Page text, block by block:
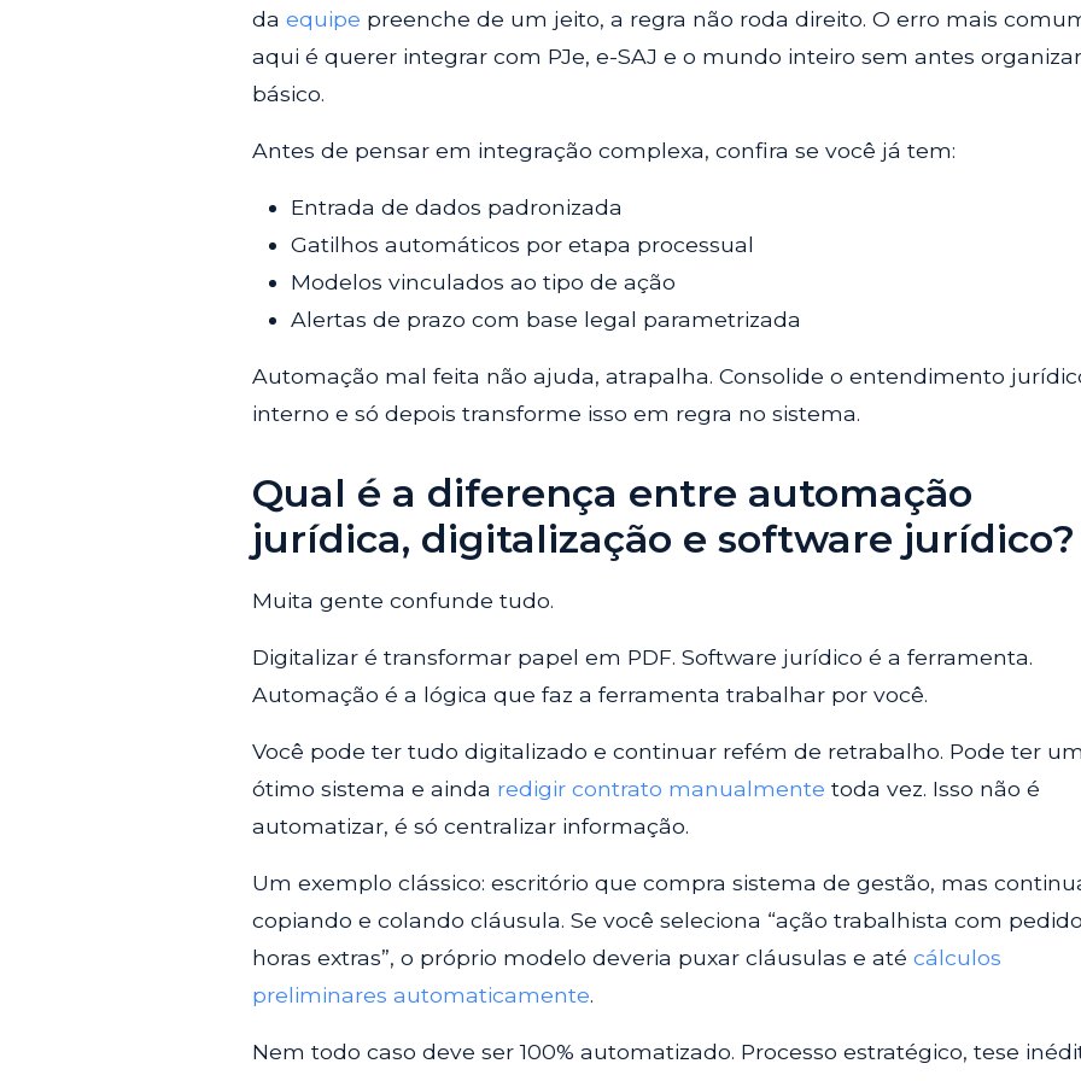
da equipe preenche de um jeito, a regra não roda direito. O erro mais
aqui é querer integrar com PJe, e-SAJ e o mundo inteiro sem antes
básico.
Antes de pensar em integração complexa, confira se você já tem:
Entrada de dados padronizada
Gatilhos automáticos por etapa processual
Modelos vinculados ao tipo de ação
Alertas de prazo com base legal parametrizada
Automação mal feita não ajuda, atrapalha. Consolide o entendimento
interno e só depois transforme isso em regra no sistema.
Qual é a diferença entre automação
jurídica, digitalização e software jurídico?
Muita gente confunde tudo.
Digitalizar é transformar papel em PDF. Software jurídico é a ferramenta.
Automação é a lógica que faz a ferramenta trabalhar por você.
Você pode ter tudo digitalizado e continuar refém de retrabalho. Pode ter um
ótimo sistema e ainda redigir contrato manualmente toda vez. Isso não é
automatizar, é só centralizar informação.
Um exemplo clássico: escritório que compra sistema de gestão, mas
copiando e colando cláusula. Se você seleciona “ação trabalhista com
horas extras”, o próprio modelo deveria puxar cláusulas e até cálculos
preliminares automaticamente.
Nem todo caso deve ser 100% automatizado. Processo estratégico, tese